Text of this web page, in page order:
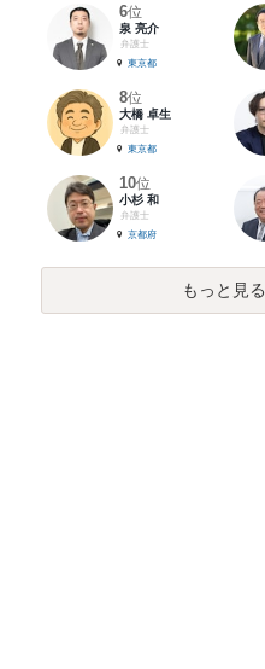
6位
泉 亮介
弁護士
東京都
8位
大橋 卓生
弁護士
東京都
10位
小杉 和
弁護士
京都府
もっと見る